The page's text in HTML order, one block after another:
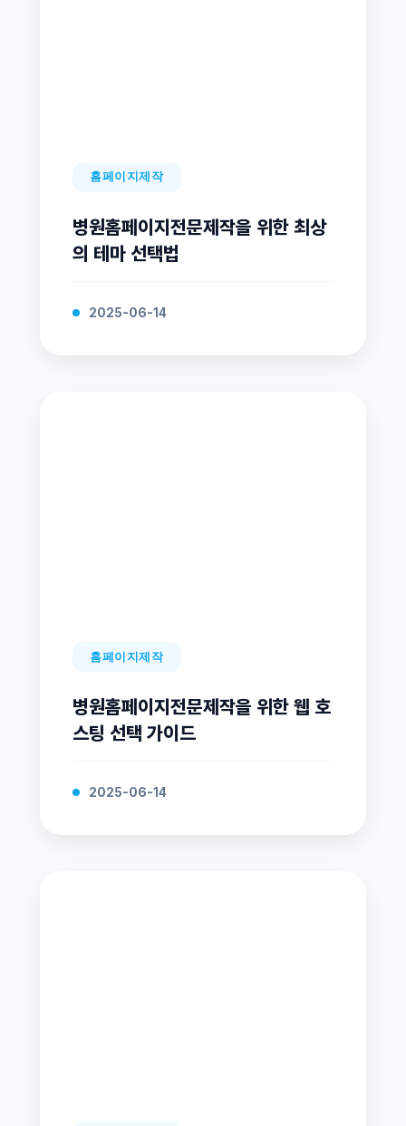
홈페이지제작
병원홈페이지전문제작을 위한 최상
의 테마 선택법
2025-06-14
홈페이지제작
병원홈페이지전문제작을 위한 웹 호
스팅 선택 가이드
2025-06-14